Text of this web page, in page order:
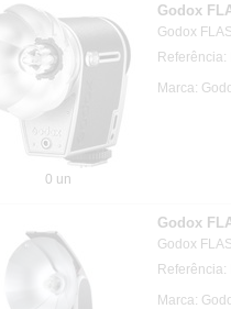
0 un
Godox
Godox
Referência:
Marca:
Godox
Godox
Marca: